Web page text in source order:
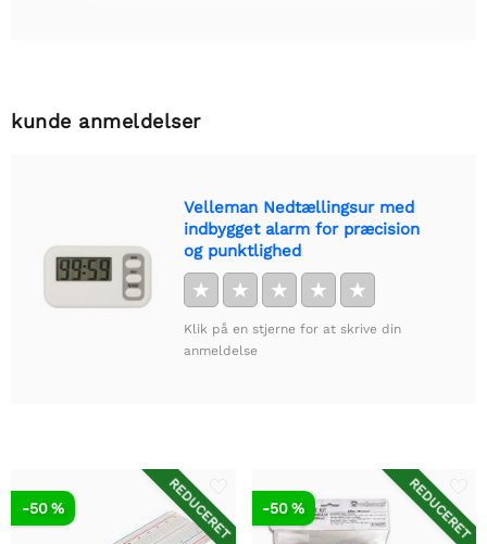
kunde anmeldelser
Velleman Nedtællingsur med
indbygget alarm for præcision
og punktlighed
★ ★ ★ ★ ★
Klik på en stjerne for at skrive din
anmeldelse
REDUCERET
-50 % REDUCERET
-50 %